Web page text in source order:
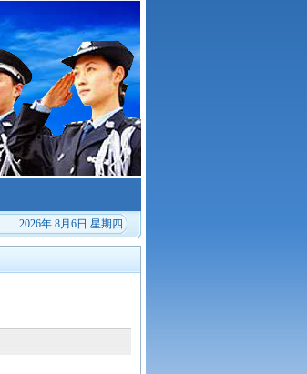
2026年 8月6日 星期四